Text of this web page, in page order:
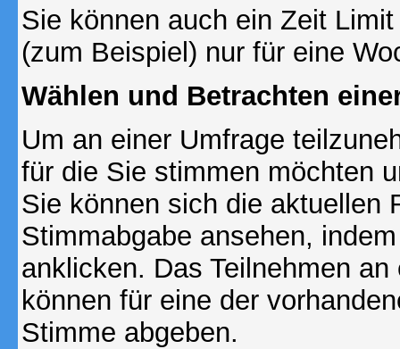
Sie können auch ein Zeit
(zum Beispiel) nur für eine
Wählen und Betrachten
Um an einer Umfrage
für die Sie stimmen möchten
Sie können sich die aktuellen
Stimmabgabe ansehen,
anklicken. Das Teilnehmen
können für eine der
Stimme abgeben.